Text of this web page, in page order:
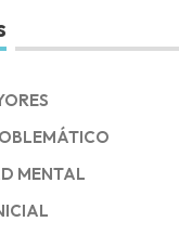
MENTAL